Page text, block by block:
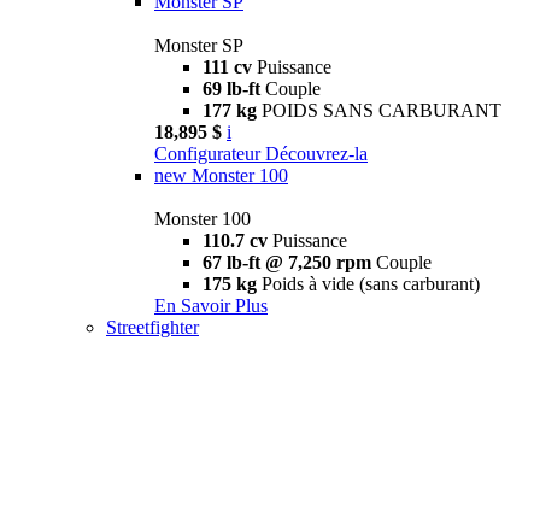
Monster SP
111 cv Puissance
69 lb-ft Couple
177 kg POIDS SANS CARBURANT
18,895 $ i
Configurateur Découvrez-la
new Monster 100
Monster 100
110.7 cv Puissance
67 lb-ft @ 7,250 rpm Couple
175 kg Poids à vide (sans carburant)
En Savoir Plus
Streetfighter